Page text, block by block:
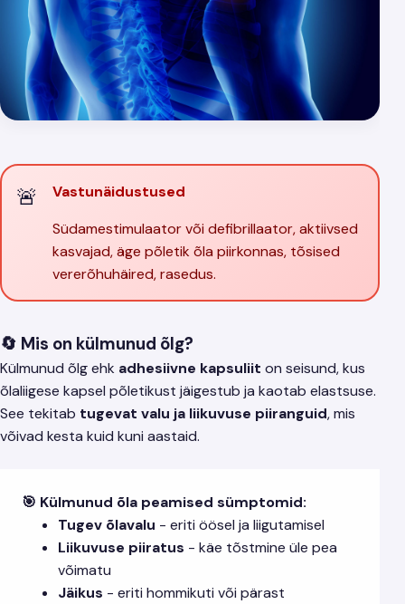
Vastunäidustused
Südamestimulaator või defibrillaator, aktiivsed
kasvajad, äge põletik õla piirkonnas, tõsised
vererõhuhäired, rasedus.
🔄 Mis on külmunud õlg?
Külmunud õlg ehk adhesiivne kapsuliit on seisund, kus
õlaliigese kapsel põletikust jäigestub ja kaotab elastsuse.
See tekitab tugevat valu ja liikuvuse piiranguid, mis
võivad kesta kuid kuni aastaid.
🎯 Külmunud õla peamised sümptomid:
Tugev õlavalu - eriti öösel ja liigutamisel
Liikuvuse piiratus - käe tõstmine üle pea
võimatu
Jäikus - eriti hommikuti või pärast